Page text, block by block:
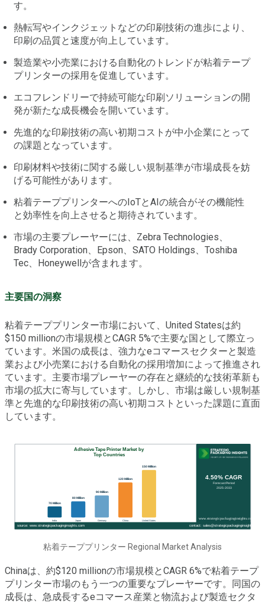
す。
熱転写やインクジェットなどの印刷技術の進歩により、
印刷の品質と速度が向上しています。
製造業や小売業における自動化のトレンドが粘着テープ
プリンターの採用を促進しています。
エコフレンドリーで持続可能な印刷ソリューションの開
発が新たな成長機会を開いています。
先進的な印刷技術の高い初期コストが中小企業にとって
の課題となっています。
印刷材料や技術に関する厳しい規制基準が市場成長を妨
げる可能性があります。
粘着テーププリンターへのIoTとAIの統合がその機能性
と効率性を向上させると期待されています。
市場の主要プレーヤーには、Zebra Technologies、
Brady Corporation、Epson、SATO Holdings、Toshiba
Tec、Honeywellが含まれます。
主要国の洞察
粘着テーププリンター市場において、United Statesは約
$150 millionの市場規模とCAGR 5%で主要な国として際立っ
ています。米国の成長は、強力なeコマースセクターと製造
業および小売業における自動化の採用増加によって推進され
ています。主要市場プレーヤーの存在と継続的な技術革新も
市場の拡大に寄与しています。しかし、市場は厳しい規制基
準と先進的な印刷技術の高い初期コストといった課題に直面
しています。
粘着テーププリンター Regional Market Analysis
Chinaは、約$120 millionの市場規模とCAGR 6%で粘着テープ
プリンター市場のもう一つの重要なプレーヤーです。同国の
成長は、急成長するeコマース産業と物流および製造セクタ